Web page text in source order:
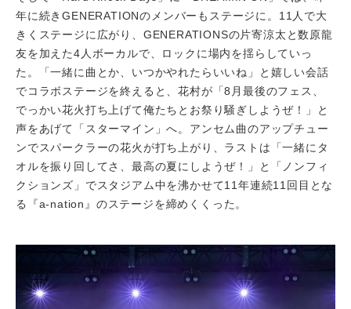
年に続きGENERATIONのメンバーもステージに。11人で大
きくステージに広がり、GENERATIONSの片寄涼太と数原龍
友を加えた4人ボーカルで、ロックに場内を揺らしていっ
た。「一緒に曲とか、いつかやれたらいいね」と嬉しい会話
でコラボステージを終えると、花村が「8月最後のフェス、
でっかい花火打ち上げて俺たちとお祭り騒ぎしようぜ！」と
声をあげて「スターマイン」へ。アンセム曲のアップチュー
ンでスパークラーの花火が打ち上がり、ラストは「一緒にタ
オルを振り回してさ、最高の夏にしようぜ！」と「ノンフィ
クションズ」でスタジアム中を沸かせて11年連続11回目とな
る『a-nation』のステージを締めくくった。